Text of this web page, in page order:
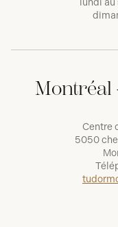
lundi
Montréal
Centre
5050